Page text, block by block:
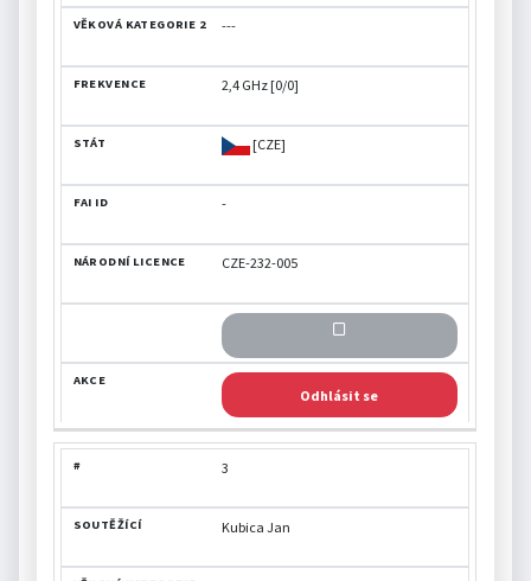
---
2,4 GHz [0/0]
[CZE]
-
CZE-232-005
Odhlásit se
3
Kubica Jan